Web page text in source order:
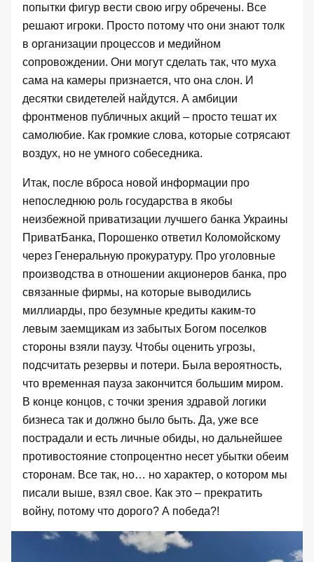
попытки фигур вести свою игру обречены. Все
решают игроки. Просто потому что они знают толк
в организации процессов и медийном
сопровождении. Они могут сделать так, что муха
сама на камеры признается, что она слон. И
десятки свидетелей найдутся. А амбиции
фронтменов публичных акций – просто тешат их
самолюбие. Как громкие слова, которые сотрясают
воздух, но не умного собеседника.
Итак, после вброса новой информации про
непоследнюю роль государства в якобы
неизбежной приватизации лучшего банка Украины
ПриватБанка, Порошенко ответил Коломойскому
через Генеральную прокуратуру. Про уголовные
производства в отношении акционеров банка, про
связанные фирмы, на которые выводились
миллиарды, про безумные кредиты каким-то
левым заемщикам из забытых Богом поселков
стороны взяли паузу. Чтобы оценить угрозы,
подсчитать резервы и потери. Была вероятность,
что временная пауза закончится большим миром.
В конце концов, с точки зрения здравой логики
бизнеса так и должно было быть. Да, уже все
пострадали и есть личные обиды, но дальнейшее
противостояние стопроцентно несет убытки обеим
сторонам. Все так, но… но характер, о котором мы
писали выше, взял свое. Как это – прекратить
войну, потому что дорого? А победа?!